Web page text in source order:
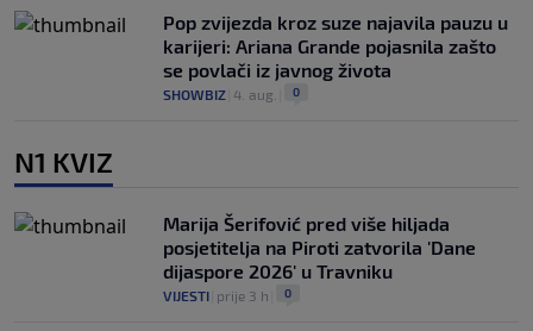
Pop zvijezda kroz suze najavila pauzu u
karijeri: Ariana Grande pojasnila zašto
se povlači iz javnog života
SHOWBIZ 4. aug. 0
N1 KVIZ
Marija Šerifović pred više hiljada
posjetitelja na Piroti zatvorila 'Dane
dijaspore 2026' u Travniku
VIJESTI prije 3 h 0